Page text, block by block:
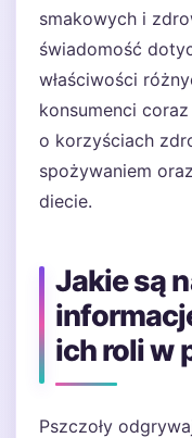
smakowych i
świadomość
właściwości
konsumenci
o korzyściach
spożywaniem
diecie.
Jakie są
ich roli w
Pszczoły